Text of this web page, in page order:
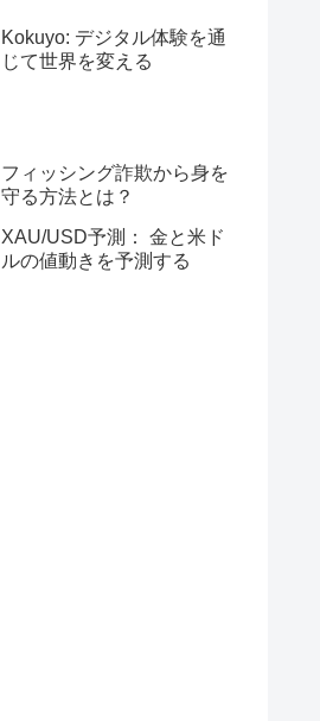
Kokuyo: デジタル体験を通
じて世界を変える
フィッシング詐欺から身を
守る方法とは？
XAU/USD予測： 金と米ド
ルの値動きを予測する